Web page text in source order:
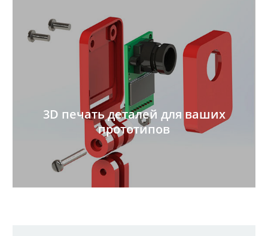
3D печать деталей для ваших
прототипов